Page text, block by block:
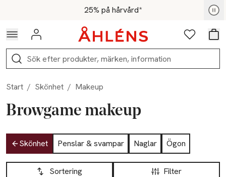
Hoppa till navigationsmenyn25% på hårvård*
För medlemmar - Shoppa nu
Logga in Favoriter
Sök
Start / Skönhet / Makeup
Browgame makeup
Hoppa till produktsidan
Skönhet Penslar & svampar Naglar
Ögon
Hoppa till produktsidan
Filter
Sortering
Lista över produkter